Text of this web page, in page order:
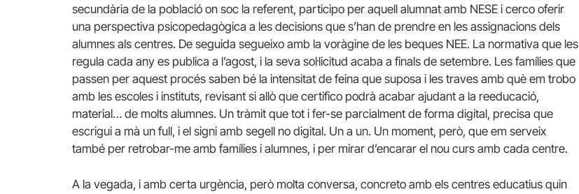
secundària de la població on soc la referent, participo per aquell alumnat amb NESE i cerco oferir
una perspectiva psicopedagògica a les decisions que s’han de prendre en les assignacions dels
alumnes als centres. De seguida segueixo amb la voràgine de les beques NEE. La normativa que les
regula cada any es publica a l’agost, i la seva sol·licitud acaba a finals de setembre. Les famílies que
passen per aquest procés saben bé la intensitat de feina que suposa i les traves amb què em trobo
amb les escoles i instituts, revisant si allò que certifico podrà acabar ajudant a la reeducació,
material… de molts alumnes. Un tràmit que tot i fer-se parcialment de forma digital, precisa que
escrigui a mà un full, i el signi amb segell no digital. Un a un. Un moment, però, que em serveix
també per retrobar-me amb famílies i alumnes, i per mirar d’encarar el nou curs amb cada centre.
A la vegada, i amb certa urgència, però molta conversa, concreto amb els centres educatius quin